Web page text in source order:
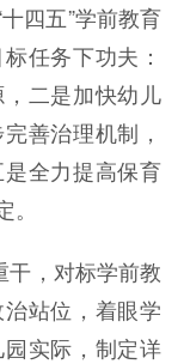
四五”学前教育
任务下功夫：
二是加快幼儿
善治理机制，
全力提高保育
干，对标学前教
站位，着眼学
实际，制定详